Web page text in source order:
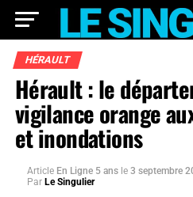
HÉRAULT
Hérault : le
vigilance orange
et inondations
Article En Ligne 5 ans le 3 septembre
Par Le Singulier